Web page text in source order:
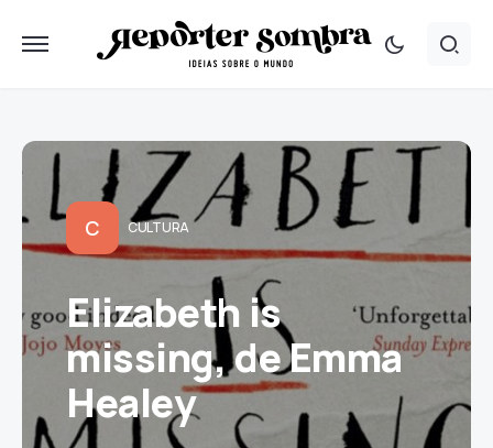
C CULTURA
Elizabeth is
missing, de Emma
Healey